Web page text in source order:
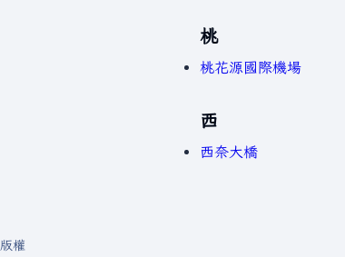
桃
桃花源國際機場
西
西奈大橋
版權